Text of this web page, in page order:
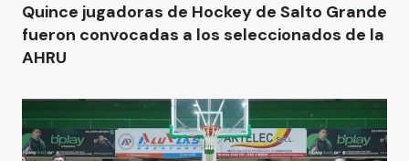
Quince jugadoras de Hockey de Salto Grande
fueron convocadas a los seleccionados de la
AHRU